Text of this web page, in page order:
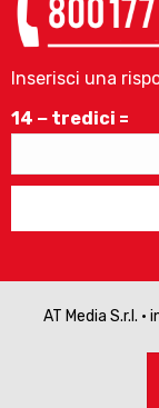
Inserisci una
14 − tredici =
AT Media S.r.l. •